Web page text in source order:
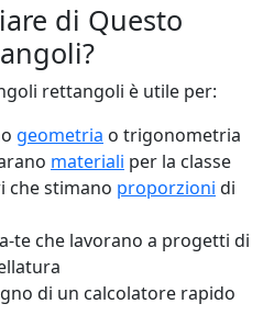
di Questo
rettangoli è utile per:
geometria o trigonometria
materiali per la classe
che stimano proporzioni di
te che lavorano a progetti di
di un calcolatore rapido